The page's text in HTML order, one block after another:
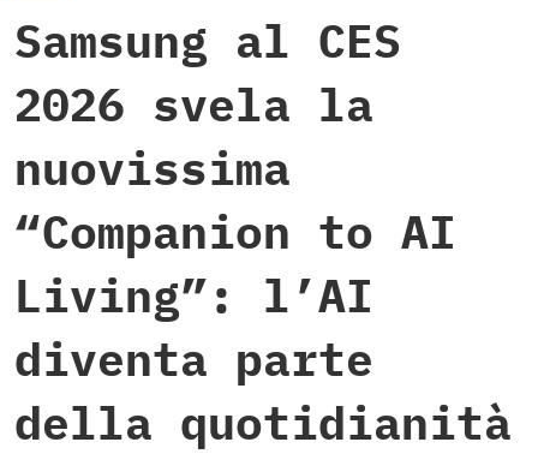
Samsung al CES
2026 svela la
nuovissima
“Companion to AI
Living”: l’AI
diventa parte
della quotidianità